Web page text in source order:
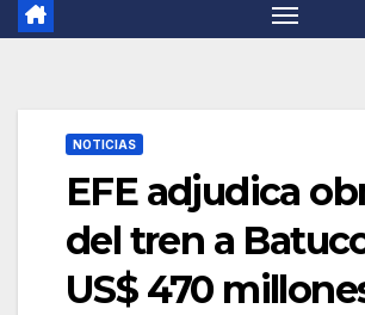
NOTICIAS
EFE adjudica
del tren a
US$ 470